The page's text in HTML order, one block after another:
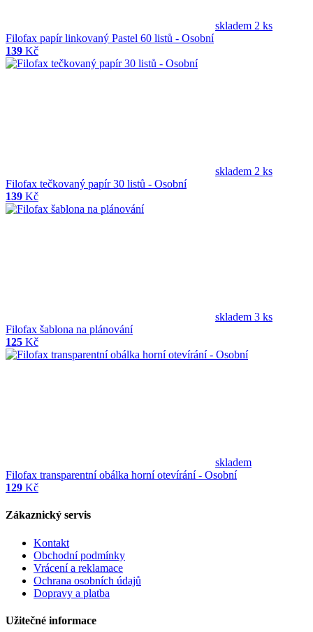
skladem 2 ks
Filofax papír linkovaný Pastel 60 listů - Osobní
139 Kč
skladem 2 ks
Filofax tečkovaný papír 30 listů - Osobní
139 Kč
skladem 3 ks
Filofax šablona na plánování
125 Kč
skladem
Filofax transparentní obálka horní otevírání - Osobní
129 Kč
Zákaznický servis
Kontakt
Obchodní podmínky
Vrácení a reklamace
Ochrana osobních údajů
Dopravy a platba
Užitečné informace